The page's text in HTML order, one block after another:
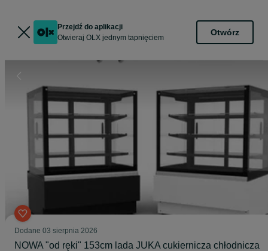
Przejdź do aplikacji
Otwieraj OLX jednym tapnięciem
Otwórz
Dodane 03 sierpnia 2026
NOWA "od ręki" 153cm lada JUKA cukiernicza chłodnicza